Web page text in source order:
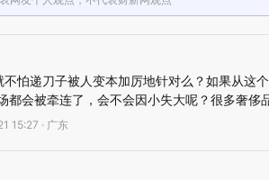
不怕递刀子被人变本加厉地针对么？如果从这
都会被牵连了，会不会因小失大呢？很多奢侈
15:27 · 广东